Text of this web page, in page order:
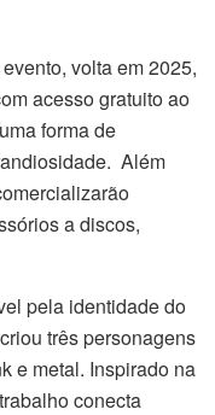
volta em 2025,
acesso gratuito ao
forma de
Além
a discos,
pela identidade do
três personagens
e metal. Inspirado na
conecta